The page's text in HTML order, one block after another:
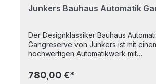
Junkers Bauhaus Automatik
Der Designklassiker Bauhaus
Gangreserve von Junkers ist mit
hochwertigen Automatikwerk mit
unverwechselbare Bauhaus-Design
Zusammenarbeit zwischen Junkers
780,00 €*